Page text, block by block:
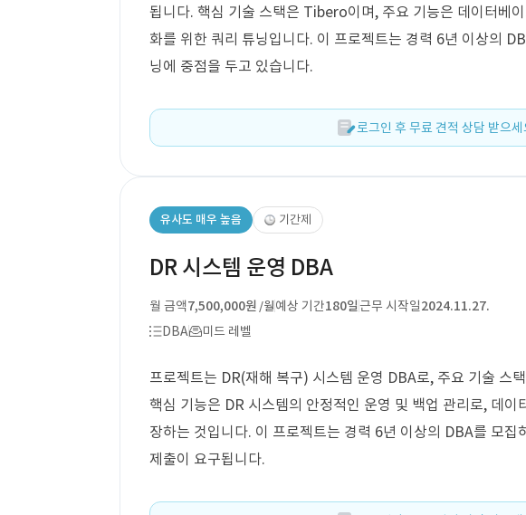
됩니다. 핵심 기술 스택은 Tibero이며, 주요 기능은 데이터베
화를 위한 쿼리 튜닝입니다. 이 프로젝트는 경력 6년 이상의
닝에 중점을 두고 있습니다.
로그인 후 무료 견적 상담 받으세
유사도 매우 높음 기간제
DR 시스템 운영 DBA
월 금액7,500,000원 /월예상 기간180일근무 시작일2024.11.27.
DBA
미드 레벨
프로젝트는 DR(재해 복구) 시스템 운영 DBA로, 주요 기술 스
핵심 기능은 DR 시스템의 안정적인 운영 및 백업 관리로, 데이
장하는 것입니다. 이 프로젝트는 경력 6년 이상의 DBA를 모집
제출이 요구됩니다.